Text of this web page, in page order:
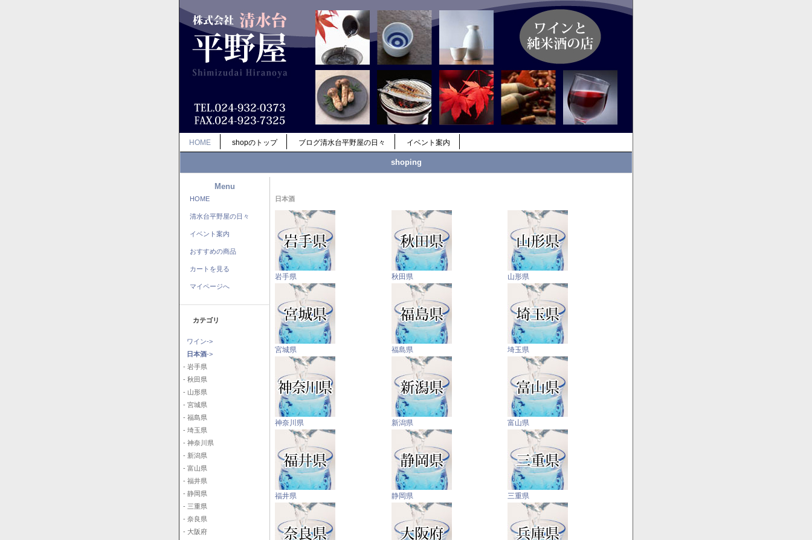
HOME shopのトップ ブログ清水台平野屋の日々 イベント案内
shoping
Menu
HOME
清水台平野屋の日々
イベント案内
おすすめの商品
カートを見る
マイページへ
カテゴリ
ワイン->
日本酒->
- 岩手県
- 秋田県
- 山形県
- 宮城県
- 福島県
- 埼玉県
- 神奈川県
- 新潟県
- 富山県
- 福井県
- 静岡県
- 三重県
- 奈良県
- 大阪府
日本酒
岩手県 秋田県 山形県
宮城県 福島県 埼玉県
神奈川県 新潟県 富山県
福井県 静岡県 三重県